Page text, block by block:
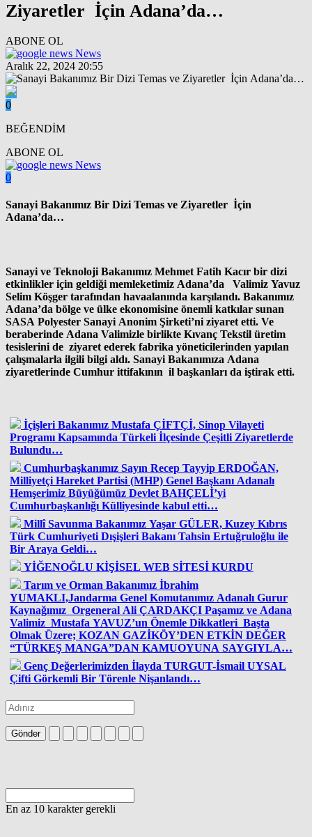
Ziyaretler İçin Adana’da…
ABONE OL
News
Aralık 22, 2024 20:55
0
BEĞENDİM
ABONE OL
News
0
Sanayi Bakanımız Bir Dizi Temas ve Ziyaretler İçin
Adana’da…
Sanayi ve Teknoloji Bakanımız Mehmet Fatih Kacır bir dizi
etkinlikler için geldiği memleketimiz Adana’da Valimiz Yavuz
Selim Köşger tarafından havaalanında karşılandı. Bakanımız
Adana’da bölge ve ülke ekonomisine önemli katkılar sunan
SASA Polyester Sanayi Anonim Şirketi’ni ziyaret etti. Ve
beraberinde Adana Valimizle birlikte Kıvanç Tekstil üretim
tesislerini de ziyaret ederek fabrika yöneticilerinden yapılan
çalışmalarla ilgili bilgi aldı. Sanayi Bakanımıza Adana
ziyaretlerinde Cumhur ittifakının il başkanları da iştirak etti.
İçişleri Bakanımız Mustafa ÇİFTÇİ, Sinop Vilayeti
Programı Kapsamında Türkeli İlçesinde Çeşitli Ziyaretlerde
Bulundu…
Cumhurbaşkanımız Sayın Recep Tayyip ERDOĞAN,
Milliyetçi Hareket Partisi (MHP) Genel Başkanı Adanalı
Hemşerimiz Büyüğümüz Devlet BAHÇELİ’yi
Cumhurbaşkanlığı Külliyesinde kabul etti…
Millî Savunma Bakanımız Yaşar GÜLER, Kuzey Kıbrıs
Türk Cumhuriyeti Dışişleri Bakanı Tahsin Ertuğruloğlu ile
Bir Araya Geldi…
YİĞENOĞLU KİŞİSEL WEB SİTESİ KURDU
Tarım ve Orman Bakanımız İbrahim
YUMAKLI,Jandarma Genel Komutanımız Adanalı Gurur
Kaynağımız Orgeneral Ali ÇARDAKÇI Paşamız ve Adana
Valimiz Mustafa YAVUZ’un Önemle Dikkatleri Başta
Olmak Üzere; KOZAN GAZİKÖY’DEN ETKİN DEĞER
“TÜRKEŞ MANGA”DAN KAMUOYUNA SAYGIYLA…
Genç Değerlerimizden İlayda TURGUT-İsmail UYSAL
Çifti Görkemli Bir Törenle Nişanlandı…
Gönder
En az 10 karakter gerekli